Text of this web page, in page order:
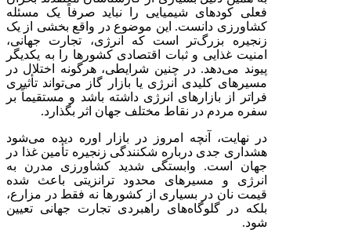
فعلی کودهای شیمیایی را نباید صرفاً یک مسئله
کشاورزی دانست. این موضوع در واقع بخشی از یک
زنجیره بزرگ‌تر است که انرژی، تجارت جهانی،
امنیت غذایی و ثبات اقتصادی کشورها را به یکدیگر
پیوند می‌دهد. در چنین شرایطی، هرگونه اختلال در
مسیرهای کلیدی انرژی یا بازار گاز می‌تواند تأثیری
فراتر از بازارهای انرژی داشته باشد و مستقیماً بر
سفره مردم در نقاط مختلف جهان اثر بگذارد.
در نهایت، آنچه امروز در بازار اوره دیده می‌شود
هشداری جدی درباره شکنندگی زنجیره تأمین غذا در
جهان است. وابستگی شدید کشاورزی مدرن به
انرژی و مسیرهای محدود ترانزیتی باعث شده
قیمت نان در بسیاری از کشورها نه فقط در مزارع،
بلکه در گلوگاه‌های راهبردی تجارت جهانی تعیین
شود.